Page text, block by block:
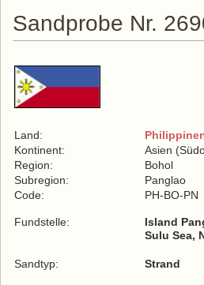
Sandprobe Nr.
Land:
Kontinent:
Asien
Region:
Bohol
Subregion:
Panglao
Code:
PH-BO-PN
Fundstelle:
Island
Sulu Sea,
Sandtyp: Strand